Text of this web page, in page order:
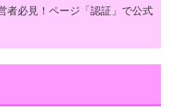
者必見！ページ「認証」で公式